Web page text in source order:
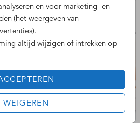
en voor marketing- en
(het weergeven van
altijd wijzigen of intrekken op
WEIGEREN